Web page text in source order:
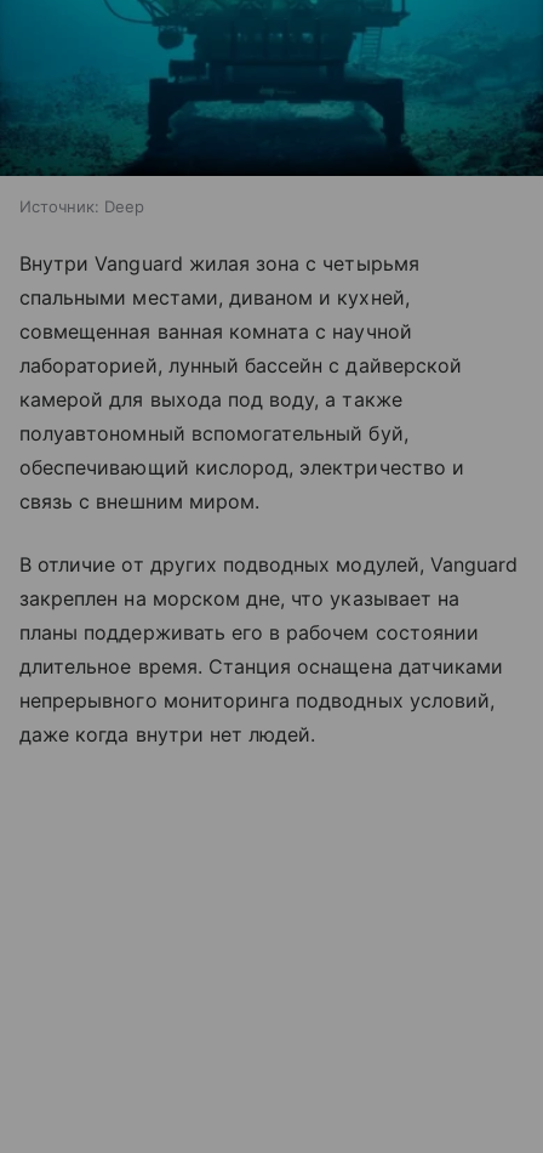
Источник: Deep
Внутри Vanguard жилая зона с четырьмя
спальными местами, диваном и кухней,
совмещенная ванная комната с научной
лабораторией, лунный бассейн с дайверской
камерой для выхода под воду, а также
полуавтономный вспомогательный буй,
обеспечивающий кислород, электричество и
связь с внешним миром.
В отличие от других подводных модулей, Vanguard
закреплен на морском дне, что указывает на
планы поддерживать его в рабочем состоянии
длительное время. Станция оснащена датчиками
непрерывного мониторинга подводных условий,
даже когда внутри нет людей.